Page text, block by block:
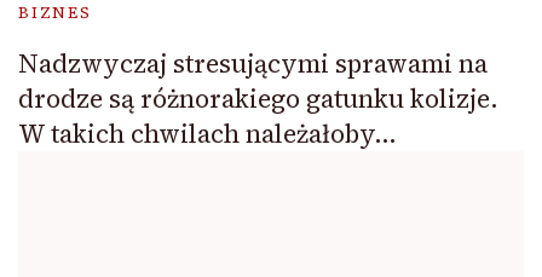
BIZNES
Nadzwyczaj stresującymi sprawami na
drodze są różnorakiego gatunku kolizje.
W takich chwilach należałoby…